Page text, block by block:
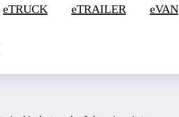
eTRUCK eTRAILER eVAN